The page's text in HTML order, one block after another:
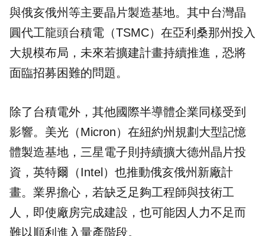
與俄亥俄州等主要晶片製造基地。其中台灣晶
圓代工龍頭台積電 （TSMC）在亞利桑那州投入
大規模布局，未來若擴建計畫持續推進，恐將
面臨招募困難的問題。
除了台積電外，其他國際半導體企業同樣受到
影響。美光（Micron）在紐約州規劃大型記憶
體製造基地，三星電子則持續擴大德州晶片投
資，英特爾（Intel）也推動俄亥俄州新廠計
畫。業界擔心，若缺乏足夠工程師與技術工
人，即使廠房完成建設，也可能因人力不足而
難以順利進入量產階段。